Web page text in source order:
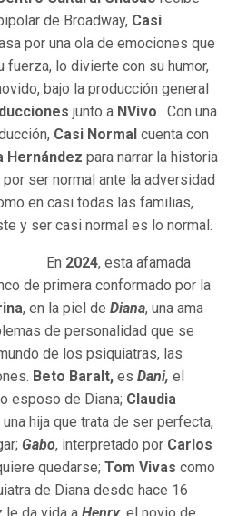
de Broadway, Casi
por una ola de emociones que
fuerza, lo divierte con su humor,
bajo la producción general
junto a NVivo. Con una
Casi Normal cuenta con
Hernández para narrar la historia
ser normal ante la adversidad
en casi todas las familias,
y ser casi normal es lo normal.
En 2024, esta afamada
de primera conformado por la
, en la piel de Diana, una ama
de personalidad que se
de los psiquiatras, las
Beto Baralt, es Dani, el
esposo de Diana; Claudia
una hija que trata de ser perfecta,
Gabo, interpretado por Carlos
quedarse; Tom Vivas como
de Diana desde hace 16